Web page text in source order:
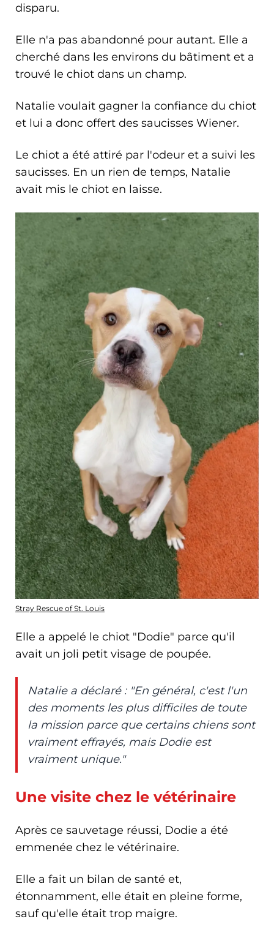
disparu.
Elle n'a pas abandonné pour autant. Elle a
cherché dans les environs du bâtiment et a
trouvé le chiot dans un champ.
Natalie voulait gagner la confiance du chiot
et lui a donc offert des saucisses Wiener.
Le chiot a été attiré par l'odeur et a suivi les
saucisses. En un rien de temps, Natalie
avait mis le chiot en laisse.
Stray Rescue of St. Louis
Elle a appelé le chiot "Dodie" parce qu'il
avait un joli petit visage de poupée.
Natalie a déclaré : "En général, c'est l'un
des moments les plus difficiles de toute
la mission parce que certains chiens sont
vraiment effrayés, mais Dodie est
vraiment unique."
Une visite chez le vétérinaire
Après ce sauvetage réussi, Dodie a été
emmenée chez le vétérinaire.
Elle a fait un bilan de santé et,
étonnamment, elle était en pleine forme,
sauf qu'elle était trop maigre.